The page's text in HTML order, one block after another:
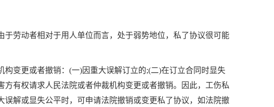
劳动者相对于用人单位而言，处于弱势地位，私了协议很可能
变更或者撤销： (一)因重大误解订立的;(二)在订立合同时显失
有权请求人民法院或者仲裁机构变更或者撤销。因此，工伤私
解或显失公平时，可申请法院撤销或变更私了协议，如法院撤